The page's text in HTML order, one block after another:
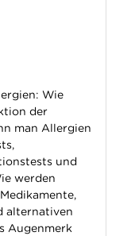
Wie
der
man Allergien
und
werden
alternativen
Augenmerk